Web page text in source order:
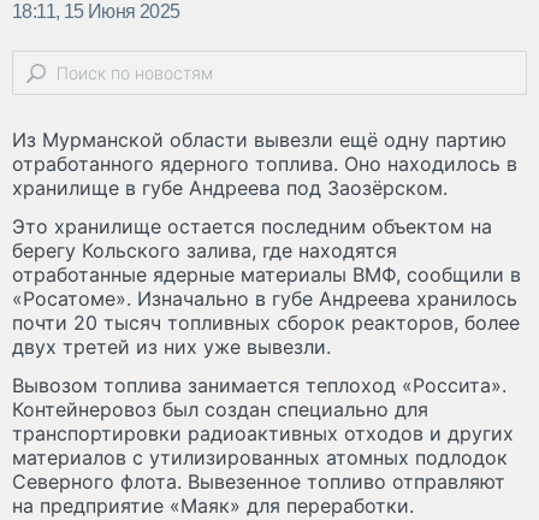
18:11, 15 Июня 2025
Из Мурманской области вывезли ещё одну партию
отработанного ядерного топлива. Оно находилось в
хранилище в губе Андреева под Заозёрском.
Это хранилище остается последним объектом на
берегу Кольского залива, где находятся
отработанные ядерные материалы ВМФ, сообщили в
«Росатоме». Изначально в губе Андреева хранилось
почти 20 тысяч топливных сборок реакторов, более
двух третей из них уже вывезли.
Вывозом топлива занимается теплоход «Россита».
Контейнеровоз был создан специально для
транспортировки радиоактивных отходов и других
материалов с утилизированных атомных подлодок
Северного флота. Вывезенное топливо отправляют
на предприятие «Маяк» для переработки.